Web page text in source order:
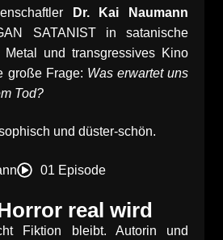
Dr. Kai Naumann
SATANIST in satanische
Metal und transgressives Kino
große Frage: Was erwartet uns
Tod?
und düster-schön.
01 Episode
real wird
Fiktion bleibt. Autorin und